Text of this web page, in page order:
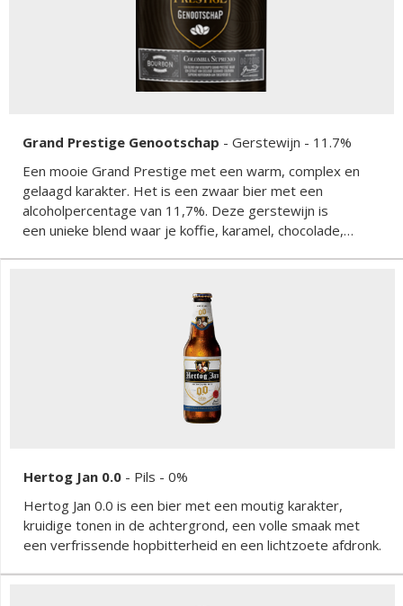
Grand Prestige Genootschap - Gerstewijn - 11.7%
Een mooie Grand Prestige met een warm, complex en
gelaagd karakter. Het is een zwaar bier met een
alcoholpercentage van 11,7%. Deze gerstewijn is
een unieke blend waar je koffie, karamel, chocolade,
Hertog Jan 0.0 - Pils - 0%
Hertog Jan 0.0 is een bier met een moutig karakter,
kruidige tonen in de achtergrond, een volle smaak met
een verfrissende hopbitterheid en een lichtzoete afdronk.